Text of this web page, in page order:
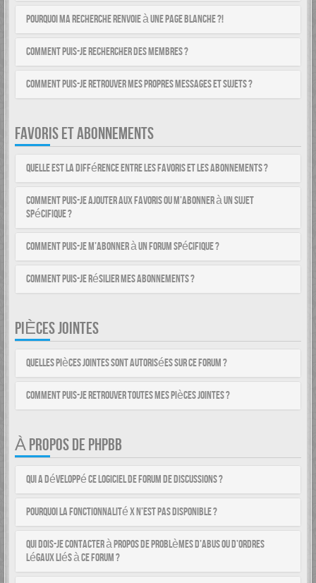
Pourquoi ma recherche renvoie à une page blanche ?!
Comment puis-je rechercher des membres ?
Comment puis-je retrouver mes propres messages et sujets ?
FAVORIS ET ABONNEMENTS
Quelle est la différence entre les favoris et les abonnements ?
Comment puis-je ajouter aux favoris ou m’abonner à un sujet
spécifique ?
Comment puis-je m’abonner à un forum spécifique ?
Comment puis-je résilier mes abonnements ?
PIÈCES JOINTES
Quelles pièces jointes sont autorisées sur ce forum ?
Comment puis-je retrouver toutes mes pièces jointes ?
À PROPOS DE PHPBB
Qui a développé ce logiciel de forum de discussions ?
Pourquoi la fonctionnalité X n’est pas disponible ?
Qui dois-je contacter à propos de problèmes d’abus ou d’ordres
légaux liés à ce forum ?